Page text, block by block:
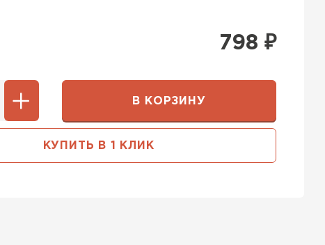
798 ₽
В КОРЗИНУ
КУПИТЬ В 1 КЛИК